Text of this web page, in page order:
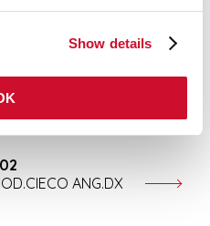
Show details
250 NE
ANG.DX